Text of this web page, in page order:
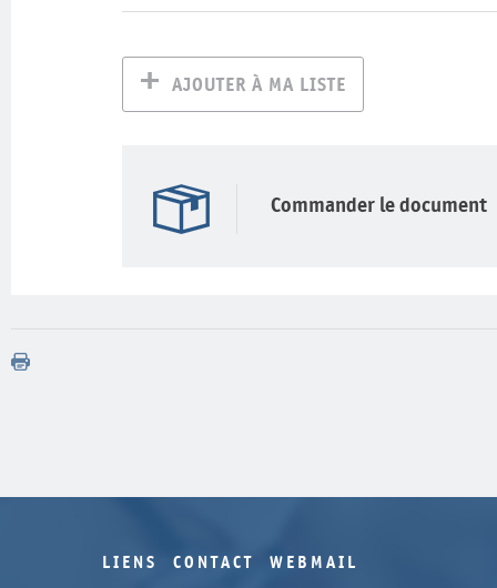
AJOUTER À MA LISTE
Commander le document
LIENS CONTACT WEBMAIL